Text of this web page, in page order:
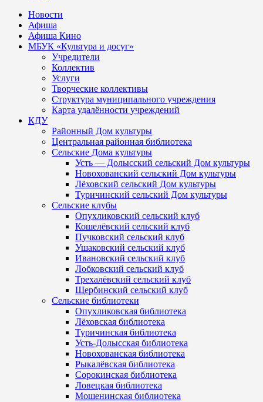
Новости
Афиша
Афиша Кино
МБУК «Культура и досуг»
Учредители
Коллектив
Услуги
Творческие коллективы
Структура муниципального учреждения
Карта удалённости учреждений
КДУ
Районный Дом культуры
Центральная районная библиотека
Сельские Дома культуры
Усть — Долысский сельский Дом культуры
Новохованский сельский Дом культуры
Лёховский сельский Дом культуры
Туричинский сельский Дом культуры
Сельские клубы
Опухликовский сельский клуб
Кошелёвский сельский клуб
Пучковский сельский клуб
Ушаковский сельский клуб
Ивановский сельский клуб
Лобковский сельский клуб
Трехалёвский сельский клуб
Щербинский сельский клуб
Сельские библиотеки
Опухликовская библиотека
Лёховская библиотека
Туричинская библиотека
Усть-Долысская библиотека
Новохованская библиотека
Рыкалёвская библиотека
Сорокинская библиотека
Ловецкая библиотека
Мошенинская библиотека